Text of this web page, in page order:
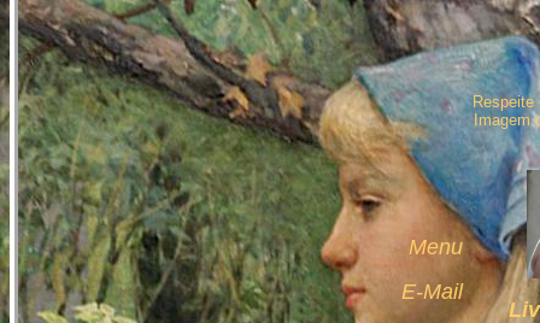
Imagem
Menu
E-Mail